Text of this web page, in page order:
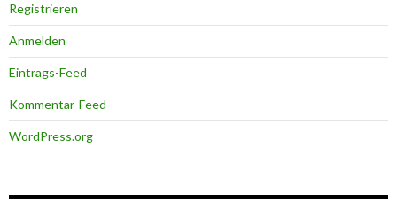
Registrieren
Anmelden
Eintrags-Feed
Kommentar-Feed
WordPress.org